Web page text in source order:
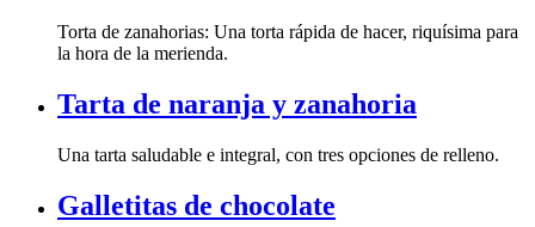
la hora de la merienda.
Tarta de naranja y zanahoria
Una tarta saludable e integral, con tres opciones de relleno.
Galletitas de chocolate